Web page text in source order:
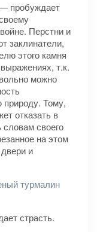
пробуждает
Перстни и
заклинатели,
этого камня
т.к.
можно
природу. Тому,
отказать в
словам своего
на этом
и
турмалин
страсть.